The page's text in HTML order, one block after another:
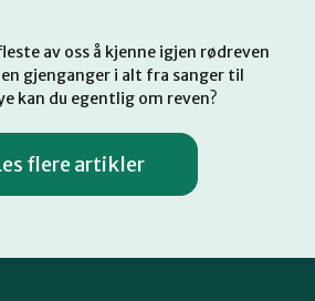
av oss å kjenne igjen rødreven
en gjenganger i alt fra sanger til
kan du egentlig om reven?
flere artikler